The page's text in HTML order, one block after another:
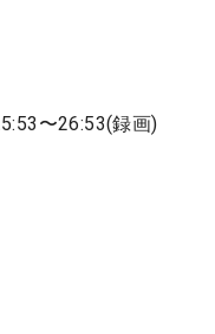
〜26:53(録画)